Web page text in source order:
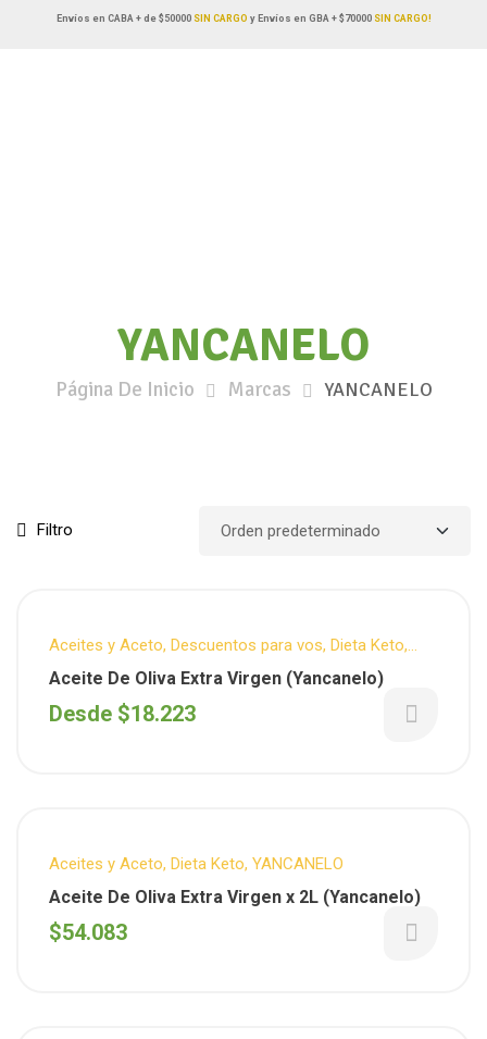
Envíos en CABA + de $50000SIN CARGO y Envíos en GBA + $70000 SIN CARGO!
YANCANELO
Página De Inicio Marcas YANCANELO
Filtro
Aceites y Aceto, Descuentos para vos, Dieta Keto,
YANCANELO
Aceite De Oliva Extra Virgen (Yancanelo)
Desde $18.223
Aceites y Aceto, Dieta Keto, YANCANELO
Aceite De Oliva Extra Virgen x 2L (Yancanelo)
$54.083